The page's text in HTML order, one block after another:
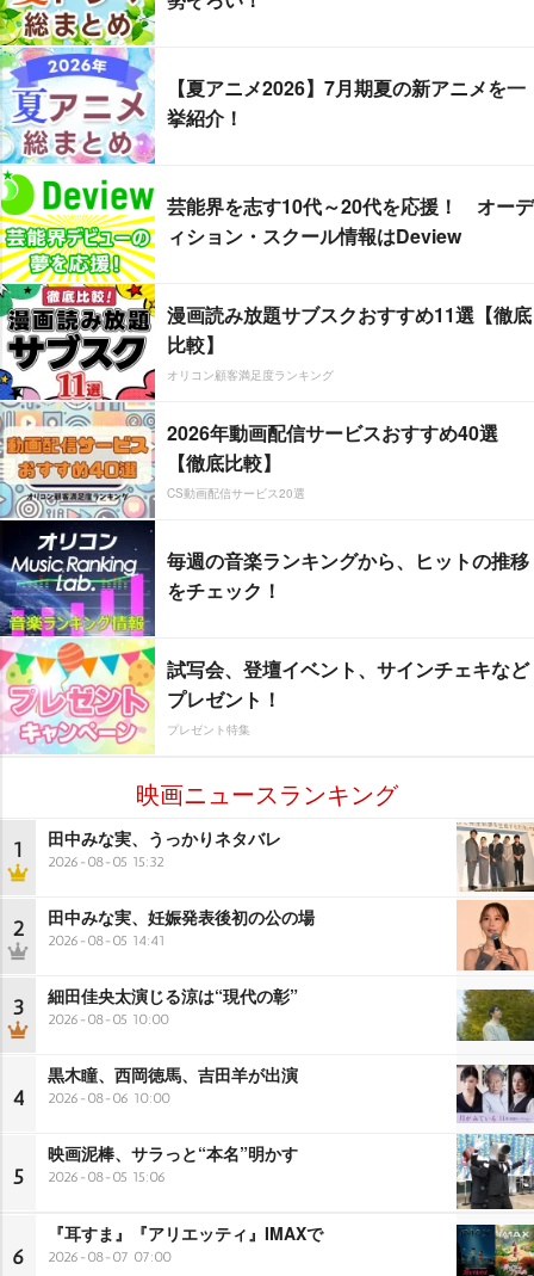
【夏アニメ2026】7月期夏の新アニメを一
挙紹介！
芸能界を志す10代～20代を応援！ オーデ
ィション・スクール情報はDeview
漫画読み放題サブスクおすすめ11選【徹底
比較】
オリコン顧客満足度ランキング
2026年動画配信サービスおすすめ40選
【徹底比較】
CS動画配信サービス20選
毎週の音楽ランキングから、ヒットの推移
をチェック！
試写会、登壇イベント、サインチェキなど
プレゼント！
プレゼント特集
映画ニュースランキング
1 田中みな実、うっかりネタバレ
2026-08-05 15:32
2 田中みな実、妊娠発表後初の公の場
2026-08-05 14:41
3 細田佳央太演じる涼は“現代の彰”
2026-08-05 10:00
4
黒木瞳、西岡徳馬、吉田羊が出演
2026-08-06 10:00
5
映画泥棒、サラっと“本名”明かす
2026-08-05 15:06
6
『耳すま』『アリエッティ』IMAXで
2026-08-07 07:00